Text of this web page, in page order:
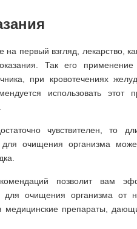
на первый взгляд, лекарство,
Так его
при кровотечениях
использовать этот
чувствителен, то
для очищения организма
позволит вам
для очищения организма от
медицинские препараты,